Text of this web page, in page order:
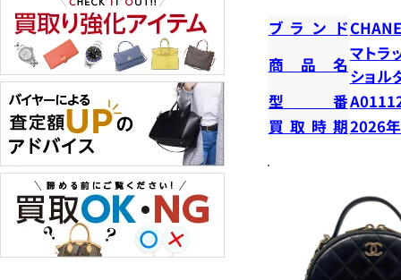
ブランド
商品名
マトラ
ショ
型番
買取時期2026